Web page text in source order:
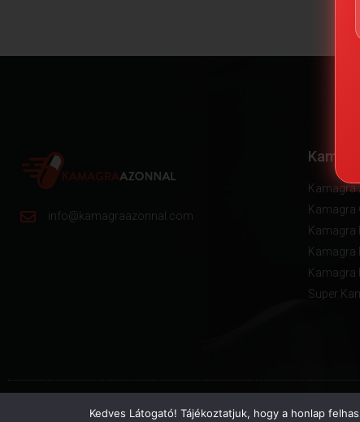
info@kamagraazonnal.com
Kamagra
Kamagra
Kamagra
Kamagra
Kamagra
Super
Kedves Látogató! Tájékoztatjuk, hogy a honlap